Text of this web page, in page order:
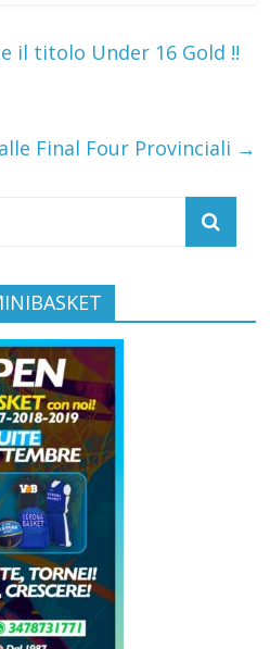
il titolo Under 16 Gold !!
Final Four Provinciali →